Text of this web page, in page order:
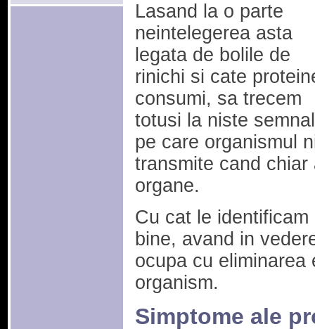
Lasand la o parte
neintelegerea asta
legata de bolile de
rinichi si cate
consumi, sa trecem
totusi la niste
pe care organismul
transmite cand
organe.
Cu cat le
bine, avand in
ocupa cu eliminarea
organism.
Simptome ale